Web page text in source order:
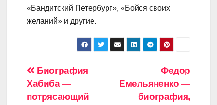
«Бандитский Петербург», «Бойся своих
желаний» и другие.
Навигация
по
Федор
Емельяненко —
биография,
Биография
Хабиба —
потрясающий